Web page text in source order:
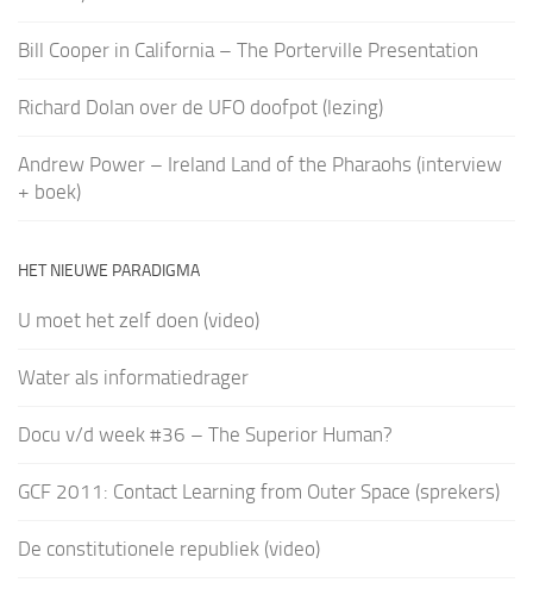
Bill Cooper in California – The Porterville Presentation
Richard Dolan over de UFO doofpot (lezing)
Andrew Power – Ireland Land of the Pharaohs (interview
+ boek)
HET NIEUWE PARADIGMA
U moet het zelf doen (video)
Water als informatiedrager
Docu v/d week #36 – The Superior Human?
GCF 2011: Contact Learning from Outer Space (sprekers)
De constitutionele republiek (video)